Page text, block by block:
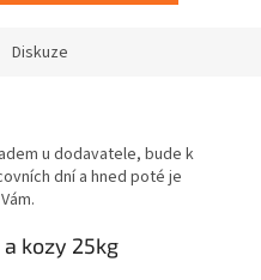
Diskuze
u dodavatele, bude k
dní a hned poté je
kozy 25kg